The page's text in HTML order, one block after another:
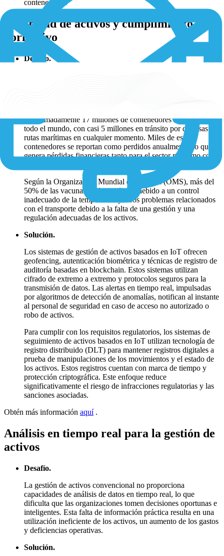
contenedores.
Seguridad de activos y cumplimiento
normativo
Desafío.
aproximadamente 17 millones de contenedores marítimos en
todo el mundo, con casi 5 millones en tránsito por diversas
rutas marítimas en cualquier momento. Miles de estos
contenedores se reportan como perdidos anualmente, lo que
genera pérdidas financieras tanto para el sector marítimo como
Según la Organización Mundial de la Salud (OMS), más del
50% de las vacunas se desperdician debido a un control
inadecuado de la temperatura y otros problemas relacionados
con el transporte debido a la falta de una gestión y una
regulación adecuadas de los activos.
Solución.
Los sistemas de gestión de activos basados en IoT ofrecen
geofencing, autenticación biométrica y técnicas de registro de
auditoría basadas en blockchain. Estos sistemas utilizan
cifrado de extremo a extremo y protocolos seguros para la
transmisión de datos. Las alertas en tiempo real, impulsadas
por algoritmos de detección de anomalías, notifican al instante
al personal de seguridad en caso de acceso no autorizado o
robo de activos.
Para cumplir con los requisitos regulatorios, los sistemas de
seguimiento de activos basados en IoT utilizan tecnología de
registro distribuido (DLT) para mantener registros digitales a
prueba de manipulaciones de los movimientos y el estado de
los activos. Estos registros cuentan con marca de tiempo y
protección criptográfica. Este enfoque reduce
significativamente el riesgo de infracciones regulatorias y las
sanciones asociadas.
Obtén más información aquí.
Análisis en tiempo real para la gestión de
activos
Desafío.
La gestión de activos convencional no proporciona
capacidades de análisis de datos en tiempo real, lo que
dificulta que las organizaciones tomen decisiones oportunas e
inteligentes. Esta falta de información práctica resulta en una
utilización ineficiente de los activos, un aumento de los gastos
y deficiencias operativas.
Solución.